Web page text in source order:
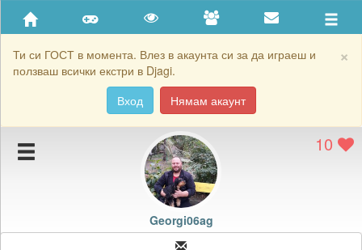
×
Ти си ГОСТ в момента. Влез в акаунта си за да играеш и
ползваш всички екстри в Djagi.
Вход
Нямам акаунт
Приятели
Хронология на игри
Подаръците на Georgi06ag
Картичките на Georgi06ag
Блокирай Georgi06ag
10
Georgi06ag